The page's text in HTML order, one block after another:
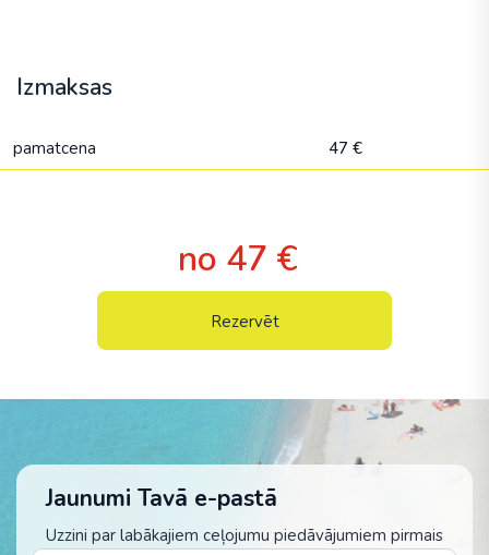
Izmaksas
pamatcena 47 €
no 47 €
Rezervēt
Jaunumi Tavā e-pastā
Uzzini par labākajiem ceļojumu piedāvājumiem pirmais